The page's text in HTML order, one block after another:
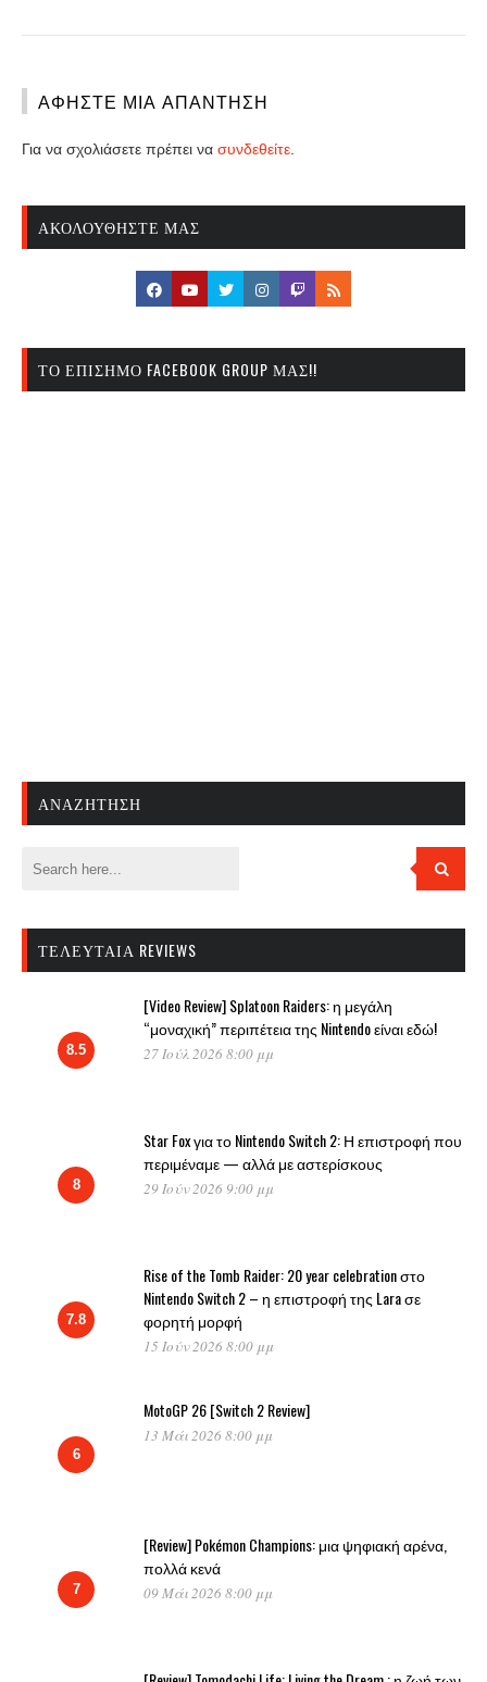
ΑΦΉΣΤΕ ΜΙΑ ΑΠΆΝΤΗΣΗ
Για να σχολιάσετε πρέπει να συνδεθείτε
ΑΚΟΛΟΥΘΉΣΤΕ ΜΑΣ
ΤΟ ΕΠΊΣΗΜΟ FACEBOOK GROUP ΜΑΣ!!
ΑΝΑΖΉΤΗΣΗ
ΤΕΛΕΥΤΑΊΑ REVIEWS
8.5
[Video Review] Splatoon Raiders: η μεγάλη
“μοναχική” περιπέτεια της Nintendo είναι εδώ!
27 Ιούλ 2026 8:00 μμ
8
Star Fox για το Nintendo Switch 2: Η επιστροφή που
περιμέναμε — αλλά με αστερίσκους
29 Ιούν 2026 9:00 μμ
7.8
Rise of the Tomb Raider: 20 year celebration στο
Nintendo Switch 2 – η επιστροφή της Lara σε
φορητή μορφή
15 Ιούν 2026 8:00 μμ
6
MotoGP 26 [Switch 2 Review]
13 Μάι 2026 8:00 μμ
7
[Review] Pokémon Champions: μια ψηφιακή αρένα,
πολλά κενά
09 Μάι 2026 8:00 μμ